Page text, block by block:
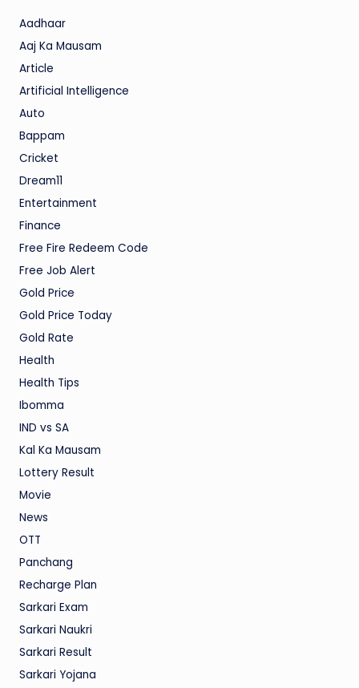
Aadhaar
Aaj Ka Mausam
Article
Artificial Intelligence
Auto
Bappam
Cricket
Dream11
Entertainment
Finance
Free Fire Redeem Code
Free Job Alert
Gold Price
Gold Price Today
Gold Rate
Health
Health Tips
Ibomma
IND vs SA
Kal Ka Mausam
Lottery Result
Movie
News
OTT
Panchang
Recharge Plan
Sarkari Exam
Sarkari Naukri
Sarkari Result
Sarkari Yojana